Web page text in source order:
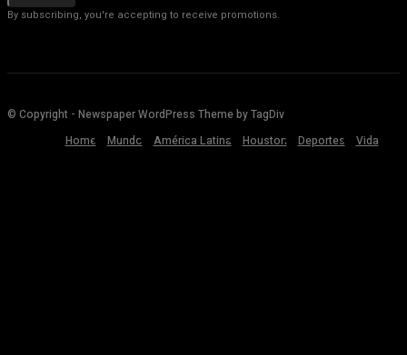
By subscribing, you're accepting to receive promotions.
© Copyright - Newspaper WordPress Theme by TagDiv
Home
Mundo América Latina Houston Deportes Vida